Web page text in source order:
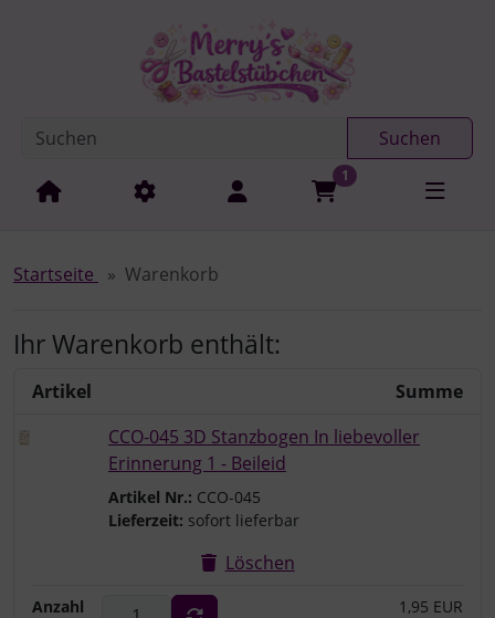
Springe zur Navigation
Suchen
1
Startseite Warenkorb
Ihr Warenkorb enthält:
Artikel
Summe
CCO-045 3D Stanzbogen In liebevoller
Erinnerung 1 - Beileid
Artikel Nr.: CCO-045
Lieferzeit: sofort lieferbar
Löschen
Anzahl 1,95 EUR